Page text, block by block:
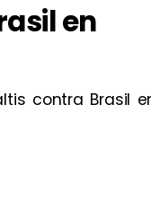
en
contra Brasil